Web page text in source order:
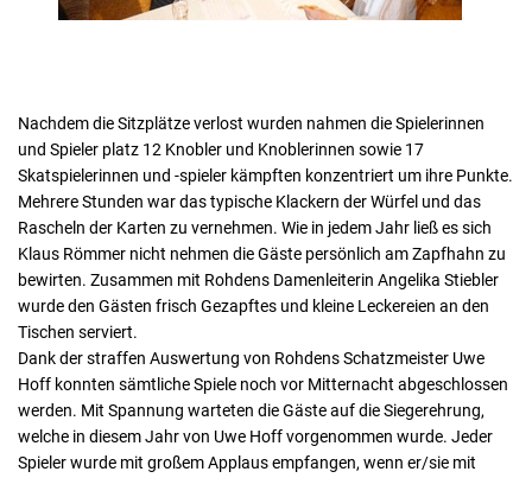
Nachdem die Sitzplätze verlost wurden nahmen die Spielerinnen
und Spieler platz 12 Knobler und Knoblerinnen sowie 17
Skatspielerinnen und -spieler kämpften konzentriert um ihre Punkte.
Mehrere Stunden war das typische Klackern der Würfel und das
Rascheln der Karten zu vernehmen. Wie in jedem Jahr ließ es sich
Klaus Römmer nicht nehmen die Gäste persönlich am Zapfhahn zu
bewirten. Zusammen mit Rohdens Damenleiterin Angelika Stiebler
wurde den Gästen frisch Gezapftes und kleine Leckereien an den
Tischen serviert.
Dank der straffen Auswertung von Rohdens Schatzmeister Uwe
Hoff konnten sämtliche Spiele noch vor Mitternacht abgeschlossen
werden. Mit Spannung warteten die Gäste auf die Siegerehrung,
welche in diesem Jahr von Uwe Hoff vorgenommen wurde. Jeder
Spieler wurde mit großem Applaus empfangen, wenn er/sie mit